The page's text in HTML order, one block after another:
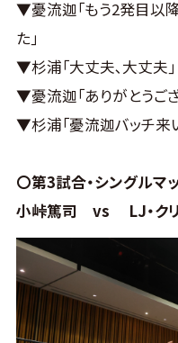
▼憂流迦｢もう2発目以
た｣
▼杉浦｢大丈夫､大丈夫｣
▼憂流迦｢ありがとうご
▼杉浦｢憂流迦バッチ来
〇第3試合・シングルマ
小峠篤司 vs LJ・ク